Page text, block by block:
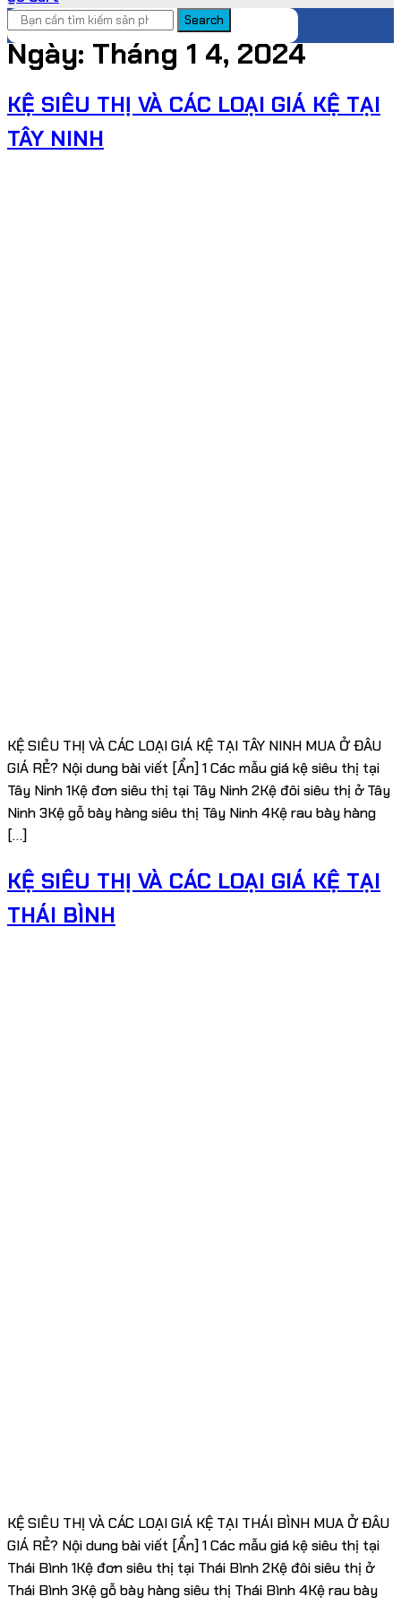
Search
Ngày: Tháng 1 4, 2024
KỆ SIÊU THỊ VÀ CÁC LOẠI GIÁ KỆ TẠI
TÂY NINH
KỆ SIÊU THỊ VÀ CÁC LOẠI GIÁ KỆ TẠI TÂY NINH MUA Ở ĐÂU
GIÁ RẺ? Nội dung bài viết [Ẩn] 1 Các mẫu giá kệ siêu thị tại
Tây Ninh 1Kệ đơn siêu thị tại Tây Ninh 2Kệ đôi siêu thị ở Tây
Ninh 3Kệ gỗ bày hàng siêu thị Tây Ninh 4Kệ rau bày hàng
[…]
KỆ SIÊU THỊ VÀ CÁC LOẠI GIÁ KỆ TẠI
THÁI BÌNH
KỆ SIÊU THỊ VÀ CÁC LOẠI GIÁ KỆ TẠI THÁI BÌNH MUA Ở ĐÂU
GIÁ RẺ? Nội dung bài viết [Ẩn] 1 Các mẫu giá kệ siêu thị tại
Thái Bình 1Kệ đơn siêu thị tại Thái Bình 2Kệ đôi siêu thị ở
Thái Bình 3Kệ gỗ bày hàng siêu thị Thái Bình 4Kệ rau bày